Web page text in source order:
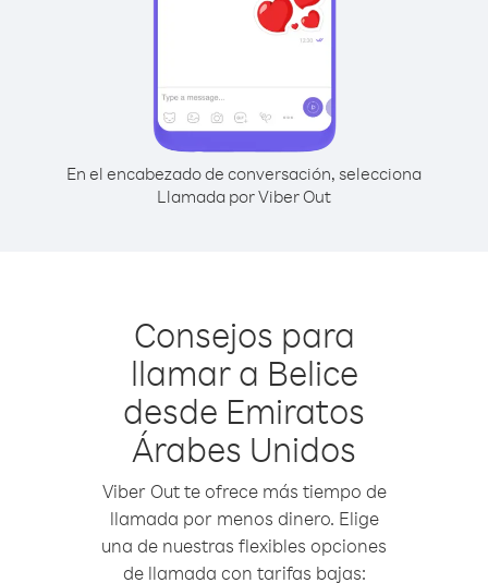
En el encabezado de conversación, selecciona
Llamada por Viber Out
Consejos para
llamar a Belice
desde Emiratos
Árabes Unidos
Viber Out te ofrece más tiempo de
llamada por menos dinero. Elige
una de nuestras flexibles opciones
de llamada con tarifas bajas: